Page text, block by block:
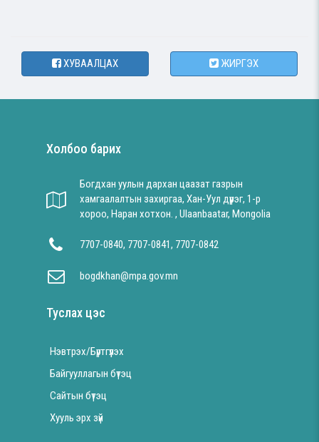
ХУВААЛЦАХ ЖИРГЭХ
Холбоо барих
Богдхан уулын дархан цаазат газрын
хамгаалалтын захиргаа, Хан-Уул дүүрэг, 1-р
хороо, Наран хотхон. , Ulaanbaatar, Mongolia
7707-0840, 7707-0841, 7707-0842
bogdkhan@mpa.gov.mn
Туслах цэс
Нэвтрэх/Бүртгүүлэх
Байгууллагын бүтэц
Сайтын бүтэц
Хууль эрх зүй